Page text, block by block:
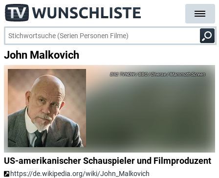
John Malkovich
TVNOW / BBC / Diverse / Mammoth Screen
US-amerikanischer Schauspieler und Filmproduzent
https://de.wikipedia.org/wiki/John_Malkovich